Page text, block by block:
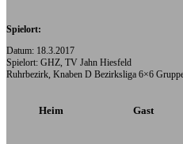
Spielort:
Datum: 18.3.2017
Spielort: GHZ, TV Jahn Hiesfeld
Ruhrbezirk, Knaben D Bezirksliga 6×6
Heim Gast